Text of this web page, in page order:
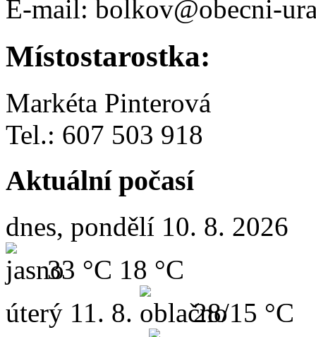
E-mail: bolkov@obecni-
Místostarostka:
Markéta Pinterová
Tel.: 607 503 918
Aktuální počasí
dnes, pondělí 10. 8. 2026
33 °C 18 °C
úterý 11. 8.
28/15 °C